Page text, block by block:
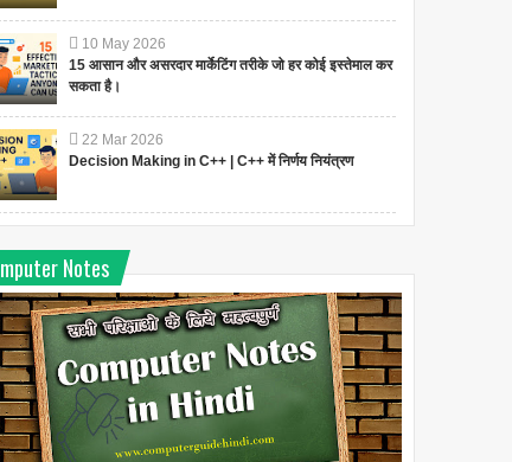
10 May 2026
15 आसान और असरदार मार्केटिंग तरीके जो हर कोई इस्तेमाल कर
सकता है।
22 Mar 2026
Decision Making in C++ | C++ में निर्णय नियंत्रण
Notes